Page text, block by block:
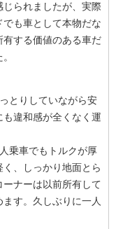
られましたが、実際
も車として本物だな
有する価値のある車だ
とりしていながら安
違和感が全くなく運
乗車でもトルクが厚
、しっかり地面とら
ナーは以前所有して
す。久しぶりに一人